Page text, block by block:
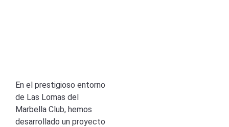
En el prestigioso entorno
de Las Lomas del
Marbella Club, hemos
desarrollado un proyecto